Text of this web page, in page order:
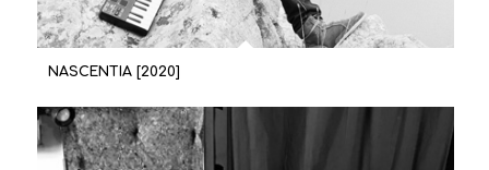
NASCENTIA [2020]